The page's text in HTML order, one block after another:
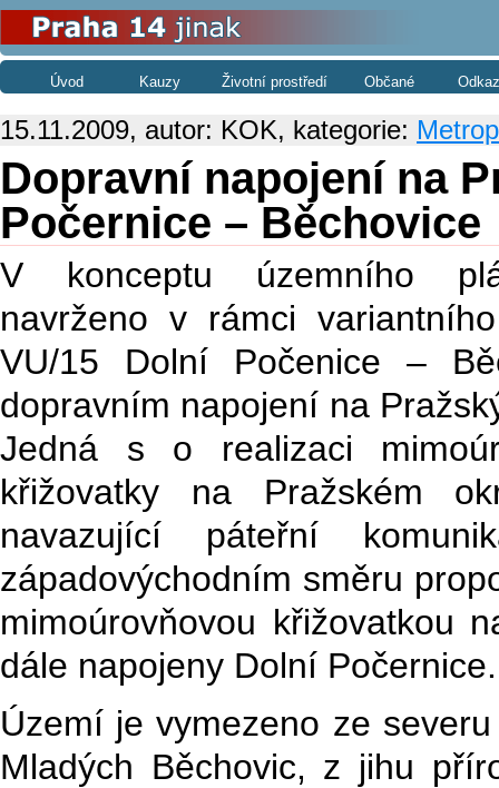
Úvod Kauzy Životní prostředí Občané
15.11.2009, autor: KOK, kategorie:
Dopravní napojení na
Počernice – Běchovice
V konceptu územního
navrženo v rámci
VU/15 Dolní Počenice –
dopravním napojení na
Jedná s o realizaci
křižovatky na Pražském
navazující páteřní
západovýchodním směru
mimoúrovňovou křižovatkou
dále napojeny Dolní Počernice.
Území je vymezeno ze
Mladých Běchovic, z jihu